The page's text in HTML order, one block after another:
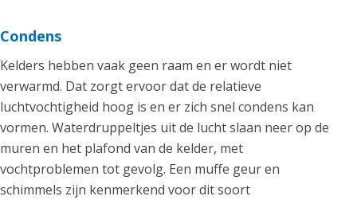
Condens
Kelders hebben vaak geen raam en er wordt niet
verwarmd. Dat zorgt ervoor dat de relatieve
luchtvochtigheid hoog is en er zich snel condens kan
vormen. Waterdruppeltjes uit de lucht slaan neer op de
muren en het plafond van de kelder, met
vochtproblemen tot gevolg. Een muffe geur en
schimmels zijn kenmerkend voor dit soort